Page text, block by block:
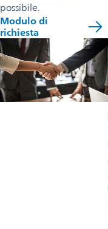
possibile.
Modulo di
richiesta